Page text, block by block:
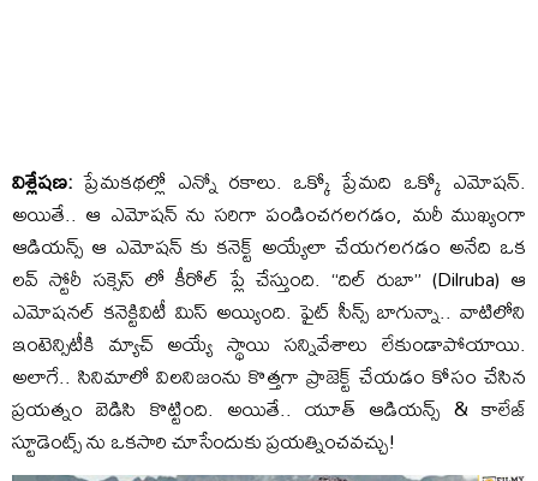
విశ్లేషణ: ప్రేమకథల్లో ఎన్నో రకాలు. ఒక్కో ప్రేమది ఒక్కో ఎమోషన్.
అయితే.. ఆ ఎమోషన్ ను సరిగా పండించగలగడం, మరీ ముఖ్యంగా
ఆడియన్స్ ఆ ఎమోషన్ కు కనెక్ట్ అయ్యేలా చేయగలగడం అనేది ఒక
లవ్ స్టోరీ సక్సెస్ లో కీరోల్ ప్లే చేస్తుంది. “దిల్ రుబా” (Dilruba) ఆ
ఎమోషనల్ కనెక్టివిటీ మిస్ అయ్యింది. ఫైట్ సీన్స్ బాగున్నా.. వాటిలోని
ఇంటెన్సిటీకి మ్యాచ్ అయ్యే స్థాయి సన్నివేశాలు లేకుండాపోయాయి.
అలాగే.. సినిమాలో విలనిజంను కొత్తగా ప్రాజెక్ట్ చేయడం కోసం చేసిన
ప్రయత్నం బెడిసి కొట్టింది. అయితే.. యూత్ ఆడియన్స్ & కాలేజ్
స్టూడెంట్స్ ను ఒకసారి చూసేందుకు ప్రయత్నించవచ్చు!